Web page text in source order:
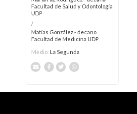
Facultad de Salud y Odontología
UDP
/
Matías González - decano
Facultad de Medicina UDP
Medio: La Segunda